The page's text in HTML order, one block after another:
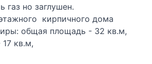
газ но заглушен.
кирпичного дома
общая площадь - 32 кв.м,
кв.м,